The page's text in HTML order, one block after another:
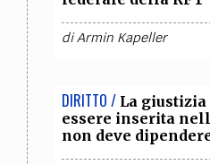
diArmin Kapeller
DIRITTO / La
essere inserita
non deve